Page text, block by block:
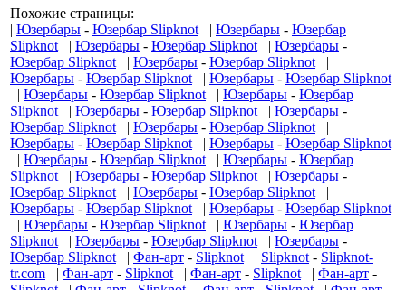
Похожие страницы:
| Юзербары - Юзербар Slipknot | Юзербары - Юзербар
Slipknot | Юзербары - Юзербар Slipknot | Юзербары -
Юзербар Slipknot | Юзербары - Юзербар Slipknot |
Юзербары - Юзербар Slipknot | Юзербары - Юзербар Slipknot
| Юзербары - Юзербар Slipknot | Юзербары - Юзербар
Slipknot | Юзербары - Юзербар Slipknot | Юзербары -
Юзербар Slipknot | Юзербары - Юзербар Slipknot |
Юзербары - Юзербар Slipknot | Юзербары - Юзербар Slipknot
| Юзербары - Юзербар Slipknot | Юзербары - Юзербар
Slipknot | Юзербары - Юзербар Slipknot | Юзербары -
Юзербар Slipknot | Юзербары - Юзербар Slipknot |
Юзербары - Юзербар Slipknot | Юзербары - Юзербар Slipknot
| Юзербары - Юзербар Slipknot | Юзербары - Юзербар
Slipknot | Юзербары - Юзербар Slipknot | Юзербары -
Юзербар Slipknot | Фан-арт - Slipknot | Slipknot - Slipknot-
tr.com | Фан-арт - Slipknot | Фан-арт - Slipknot | Фан-арт -